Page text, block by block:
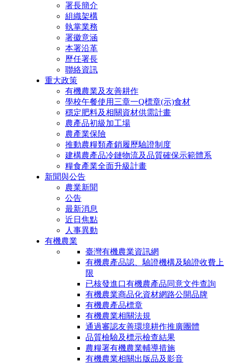
署長簡介
組織架構
執掌業務
署徽意涵
本署沿革
歷任署長
聯絡資訊
重大政策
有機農業及友善耕作
學校午餐使用三章一Q標章(示)食材
穩定肥料及相關資材供需計畫
農產品初級加工場
農產業保險
推動農糧類產銷履歷驗證制度
建構農產品冷鏈物流及品質確保示範體系
糧食產業全面升級計畫
新聞與公告
農業新聞
公告
最新消息
近日焦點
人事異動
有機農業
臺灣有機農業資訊網
有機農產品認、驗證機構及驗證收費上
限
已核發進口有機農產品同意文件查詢
有機農業商品化資材網路公開品牌
有機農產品標章
有機農業相關法規
通過審認友善環境耕作推廣團體
品質檢驗及標示檢查結果
農糧署有機農業輔導措施
有機農業相關出版品及影音